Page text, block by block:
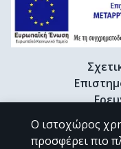
Διδακτορικές
Ο ιστοχώρος
προσφέρει πιο